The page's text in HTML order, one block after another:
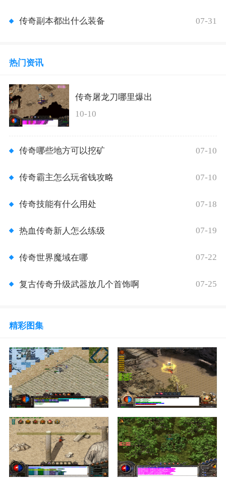
传奇副本都出什么装备 07-31
热门资讯
传奇屠龙刀哪里爆出
10-10
传奇哪些地方可以挖矿 07-10
传奇霸主怎么玩省钱攻略 07-10
传奇技能有什么用处 07-18
热血传奇新人怎么练级 07-19
传奇世界魔域在哪 07-22
复古传奇升级武器放几个首饰啊 07-25
精彩图集